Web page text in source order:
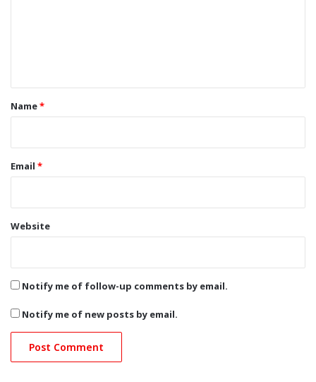
*Name*
Email *
Website
Notify me of follow-up comments by email.
Notify me of new posts by email.